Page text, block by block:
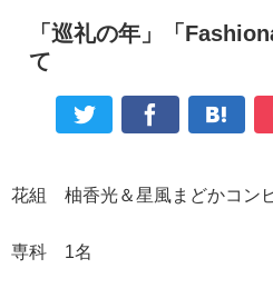
「巡礼の年」「
て
花組 柚香光＆星風まどかコン
専科 1名